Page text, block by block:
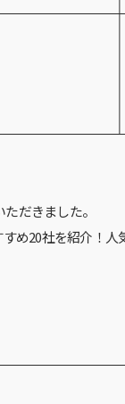
だきました。
20社を紹介！人